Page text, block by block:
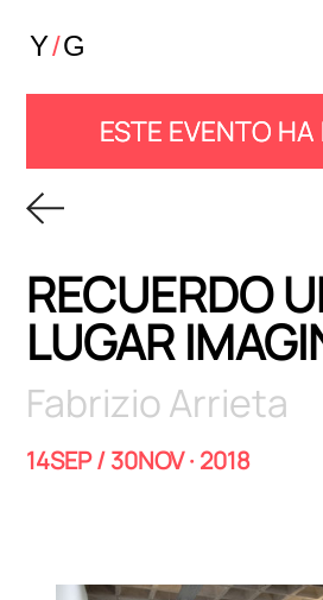
ESTE EVENTO
RECUERDO
LUGAR
Fabrizio Arrieta
14SEP / 30NOV · 2018